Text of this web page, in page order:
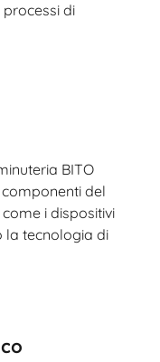
di
BITO
del
i dispositivi
la tecnologia di